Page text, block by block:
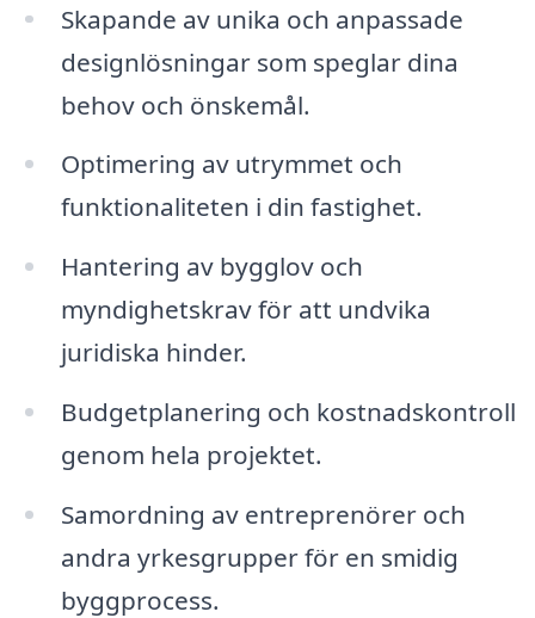
Skapande av unika och anpassade
designlösningar som speglar dina
behov och önskemål.
Optimering av utrymmet och
funktionaliteten i din fastighet.
Hantering av bygglov och
myndighetskrav för att undvika
juridiska hinder.
Budgetplanering och kostnadskontroll
genom hela projektet.
Samordning av entreprenörer och
andra yrkesgrupper för en smidig
byggprocess.